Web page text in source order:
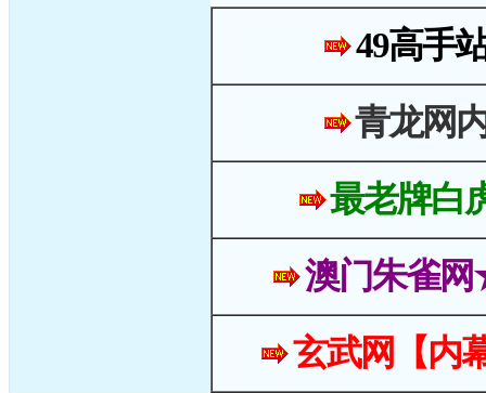
49高手
青龙网
最老牌白
澳门朱雀
玄武网【内